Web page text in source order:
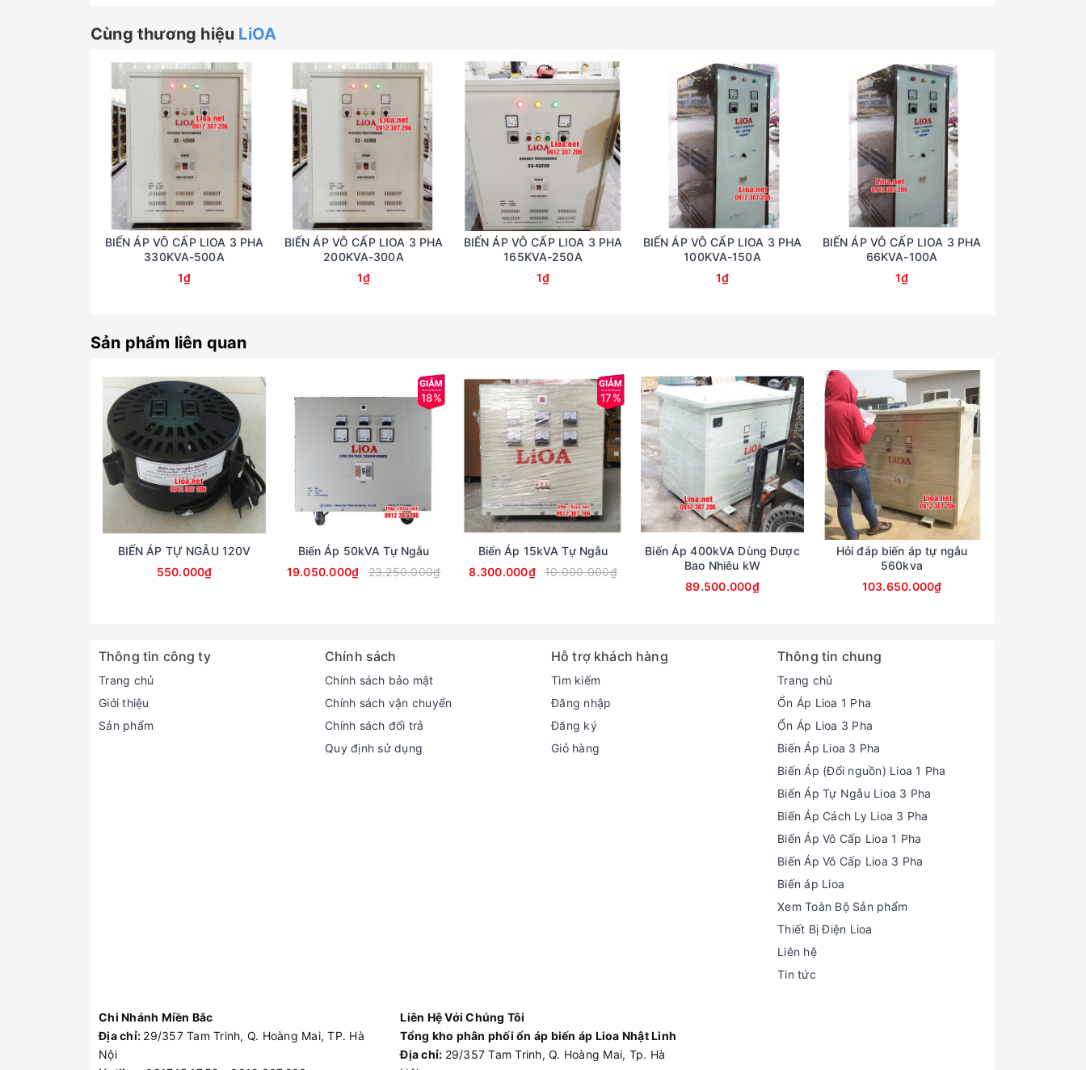
Cùng thương hiệu LiOA
BIẾN ÁP VÔ CẤP LIOA 3 PHA
330KVA-500A
1₫
BIẾN ÁP VÔ CẤP LIOA 3 PHA
200KVA-300A
1₫
BIẾN ÁP VÔ CẤP LIOA 3 PHA
165KVA-250A
1₫
BIẾN ÁP VÔ CẤP LIOA 3 PHA
100KVA-150A
1₫
BIẾN ÁP VÔ CẤP LIOA 3 PHA
66KVA-100A
1₫
Sản phẩm liên quan
BIẾN ÁP TỰ NGẪU 120V
550.000₫
18%
Biến Áp 50kVA Tự Ngẫu
19.050.000₫
23.250.000₫
17%
Biến Áp 15kVA Tự Ngẫu
8.300.000₫
10.000.000₫
Biến Áp 400kVA Dùng Được
Bao Nhiêu kW
89.500.000₫
Hỏi đáp biến áp tự ngẫu
560kva
103.650.000₫
Thông tin công ty
Trang chủ
Giới thiệu
Sản phẩm
Chính sách
Chính sách bảo mật
Chính sách vận chuyển
Chính sách đổi trả
Quy định sử dụng
Hỗ trợ khách hàng
Tìm kiếm
Đăng nhập
Đăng ký
Giỏ hàng
Thông tin chung
Trang chủ
Ổn Áp Lioa 1 Pha
Ổn Áp Lioa 3 Pha
Biến Áp Lioa 3 Pha
Biến Áp (Đổi nguồn) Lioa 1 Pha
Biến Áp Tự Ngẫu Lioa 3 Pha
Biến Áp Cách Ly Lioa 3 Pha
Biến Áp Vô Cấp Lioa 1 Pha
Biến Áp Vô Cấp Lioa 3 Pha
Biến áp Lioa
Xem Toàn Bộ Sản phẩm
Thiết Bị Điện Lioa
Liên hệ
Tin tức
Chi Nhánh Miền Bắc
Địa chỉ: 29/357 Tam Trinh, Q. Hoàng Mai, TP. Hà
Nội
Liên Hệ Với Chúng Tôi
Tổng kho phân phối ổn áp biến áp Lioa Nhật Linh
Địa chỉ: 29/357 Tam Trinh, Q. Hoàng Mai, Tp. Hà